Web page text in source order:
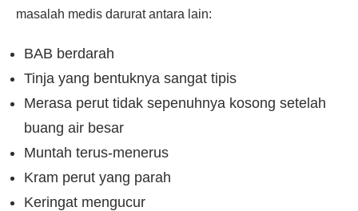
masalah medis darurat antara lain:
BAB berdarah
Tinja yang bentuknya sangat tipis
Merasa perut tidak sepenuhnya kosong setelah
buang air besar
Muntah terus-menerus
Kram perut yang parah
Keringat mengucur